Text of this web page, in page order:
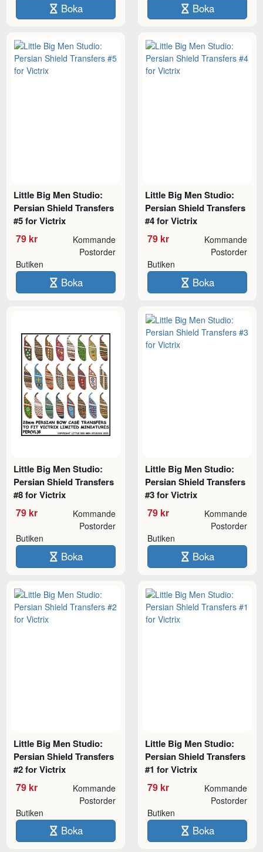
Boka Boka
Little Big Men Studio:
Persian Shield Transfers
#5 for Victrix
79 kr Kommande
Butiken
Postorder
Boka
Little Big Men Studio:
Persian Shield Transfers
#4 for Victrix
79 kr Kommande
Butiken
Postorder
Boka
Little Big Men Studio:
Persian Shield Transfers
#8 for Victrix
79 kr Kommande
Butiken
Postorder
Boka
Little Big Men Studio:
Persian Shield Transfers
#3 for Victrix
79 kr Kommande
Butiken
Postorder
Boka
Little Big Men Studio:
Persian Shield Transfers
#2 for Victrix
79 kr Kommande
Butiken
Postorder
Boka
Little Big Men Studio:
Persian Shield Transfers
#1 for Victrix
79 kr Kommande
Butiken
Postorder
Boka